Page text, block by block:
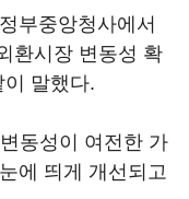
부중앙청사에서
환시장 변동성 확
말했다.
동성이 여전한 가
에 띄게 개선되고